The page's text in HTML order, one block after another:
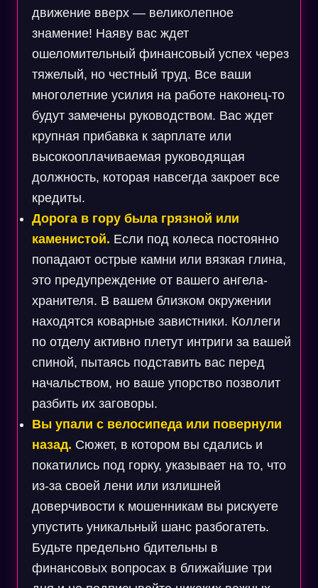
движение вверх — великолепное
знамение! Наяву вас ждет
ошеломительный финансовый успех через
тяжелый, но честный труд. Все ваши
многолетние усилия на работе наконец-то
будут замечены руководством. Вас ждет
крупная прибавка к зарплате или
высокооплачиваемая руководящая
должность, которая навсегда закроет все
кредиты.
Дорога в гору была грязной или
каменистой. Если под колеса постоянно
попадают острые камни или вязкая глина,
это предупреждение от вашего ангела-
хранителя. В вашем близком окружении
находятся коварные завистники. Коллеги
по отделу активно плетут интриги за вашей
спиной, пытаясь подставить вас перед
начальством, но ваше упорство позволит
разбить их заговоры.
Вы упали с велосипеда или повернули
назад. Сюжет, в котором вы сдались и
покатились под горку, указывает на то, что
из-за своей лени или излишней
доверчивости к мошенникам вы рискуете
упустить уникальный шанс разбогатеть.
Будьте предельно бдительны в
финансовых вопросах в ближайшие три